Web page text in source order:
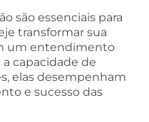
são essenciais para
transformar sua
um entendimento
capacidade de
elas desempenham
e sucesso das